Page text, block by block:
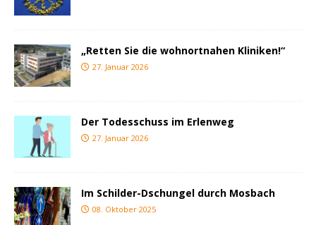
„Retten Sie die wohnortnahen Kliniken!“
27. Januar 2026
Der Todesschuss im Erlenweg
27. Januar 2026
Im Schilder-Dschungel durch Mosbach
08. Oktober 2025